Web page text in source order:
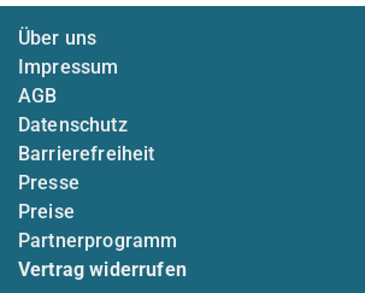
Über uns
Impressum
AGB
Datenschutz
Barrierefreiheit
Presse
Preise
Partnerprogramm
Vertrag widerrufen